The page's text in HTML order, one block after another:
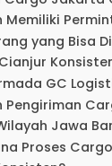
Memiliki
yang Bisa
GC
Pengiriman
Jawa
Proses